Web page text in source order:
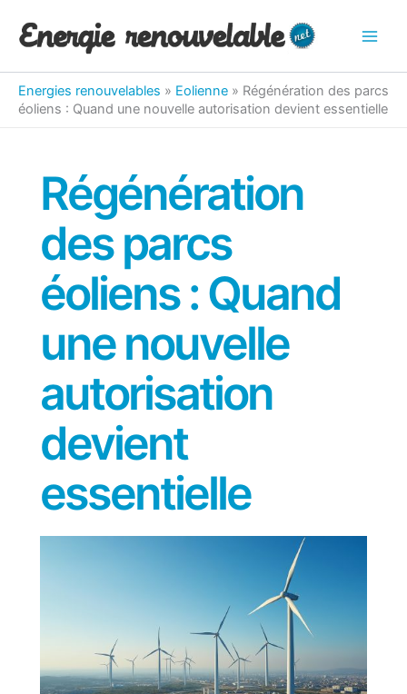
Energies renouvelables » Eolienne » Régénération des parcs
éoliens : Quand une nouvelle autorisation devient essentielle
Régénération
des parcs
éoliens : Quand
une nouvelle
autorisation
devient
essentielle